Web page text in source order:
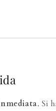
. Si